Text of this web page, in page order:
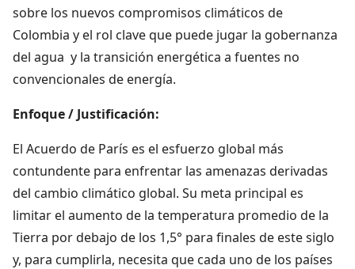
sobre los nuevos compromisos climáticos de
Colombia y el rol clave que puede jugar la gobernanza
del agua y la transición energética a fuentes no
convencionales de energía.
Enfoque / Justificación:
El Acuerdo de París es el esfuerzo global más
contundente para enfrentar las amenazas derivadas
del cambio climático global. Su meta principal es
limitar el aumento de la temperatura promedio de la
Tierra por debajo de los 1,5° para finales de este siglo
y, para cumplirla, necesita que cada uno de los países